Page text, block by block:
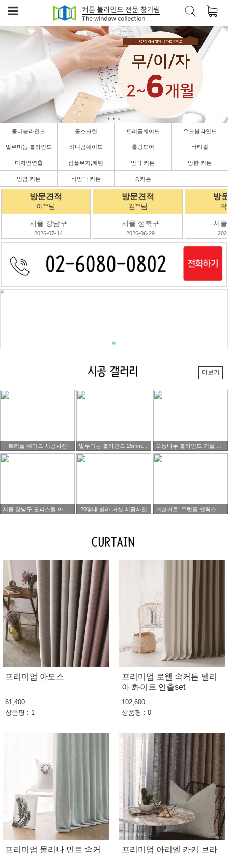
콤비블라인드 롤스크린 트리플쉐이드 우드블라인드
알루미늄 블라인드 허니콤쉐이드 홀딩도어 버티컬
디자인연출 심플무지,패턴 암막 커튼 방한 커튼
방염 커튼 비암막 커튼 속커튼
방문견적
김**님
서울 성북구
2026-06-29
방문견적
곽**님
서울 강남구
2026-06-12
방
서
더보기
트리플 쉐이드 시공사진
20평대 빌라 거실 시공사진
프리미엄 아모스
61,400
상품평 : 1
프리미엄 로웰 속커튼 델리
아 화이트 연출set
102,600
상품평 : 0
프리미엄 몰리나 민트 속커
프리미엄 아리엘 카키 브라